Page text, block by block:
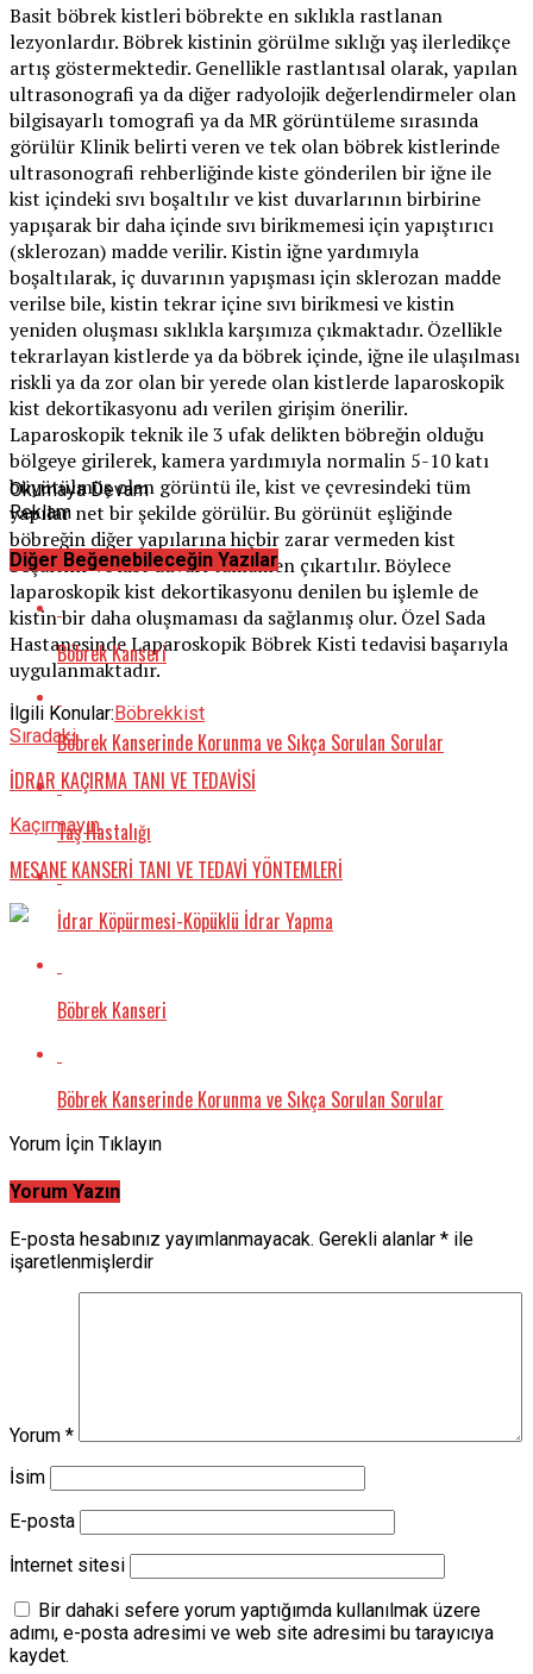
Basit böbrek kistleri böbrekte en sıklıkla rastlanan
lezyonlardır. Böbrek kistinin görülme sıklığı yaş ilerledikçe
artış göstermektedir. Genellikle rastlantısal olarak, yapılan
ultrasonografi ya da diğer radyolojik değerlendirmeler olan
bilgisayarlı tomografi ya da MR görüntüleme sırasında
görülür Klinik belirti veren ve tek olan böbrek kistlerinde
ultrasonografi rehberliğinde kiste gönderilen bir iğne ile
kist içindeki sıvı boşaltılır ve kist duvarlarının birbirine
yapışarak bir daha içinde sıvı birikmemesi için yapıştırıcı
(sklerozan) madde verilir. Kistin iğne yardımıyla
boşaltılarak, iç duvarının yapışması için sklerozan madde
verilse bile, kistin tekrar içine sıvı birikmesi ve kistin
yeniden oluşması sıklıkla karşımıza çıkmaktadır. Özellikle
tekrarlayan kistlerde ya da böbrek içinde, iğne ile ulaşılması
riskli ya da zor olan bir yerede olan kistlerde laparoskopik
kist dekortikasyonu adı verilen girişim önerilir.
Laparoskopik teknik ile 3 ufak delikten böbreğin olduğu
bölgeye girilerek, kamera yardımıyla normalin 5-10 katı
büyütülmüş olan görüntü ile, kist ve çevresindeki tüm
yapılar net bir şekilde görülür. Bu görünüt eşliğinde
böbreğin diğer yapılarına hiçbir zarar vermeden kist
boşaltılır ve kist duvarı tamamen çıkartılır. Böylece
laparoskopik kist dekortikasyonu denilen bu işlemle de
kistin bir daha oluşmaması da sağlanmış olur. Özel Sada
Hastanesinde Laparoskopik Böbrek Kisti tedavisi başarıyla
uygulanmaktadır.
İlgili Konular:Böbrekkist
Sıradaki
İDRAR KAÇIRMA TANI VE TEDAVİSİ
Kaçırmayın
MESANE KANSERİ TANI VE TEDAVİ YÖNTEMLERİ
Okumaya Devam
Reklam
Diğer Beğenebileceğin Yazılar
Böbrek Kanseri
Böbrek Kanserinde Korunma ve Sıkça Sorulan Sorular
Taş Hastalığı
İdrar Köpürmesi-Köpüklü İdrar Yapma
Böbrek Kanseri
Böbrek Kanserinde Korunma ve Sıkça Sorulan Sorular
Yorum İçin Tıklayın
Yorum Yazın
E-posta hesabınız yayımlanmayacak. Gerekli alanlar * ile
işaretlenmişlerdir
Yorum *
İsim
E-posta
İnternet sitesi
Bir dahaki sefere yorum yaptığımda kullanılmak üzere
adımı, e-posta adresimi ve web site adresimi bu tarayıcıya
kaydet.